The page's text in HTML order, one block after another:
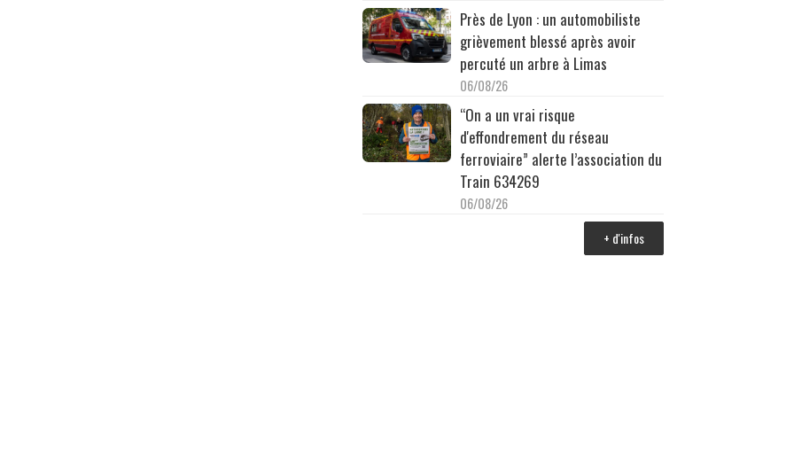
Près de Lyon : un automobiliste
grièvement blessé après avoir
percuté un arbre à Limas
06/08/26
“On a un vrai risque
d'effondrement du réseau
ferroviaire” alerte l’association du
Train 634269
06/08/26
+ d'infos